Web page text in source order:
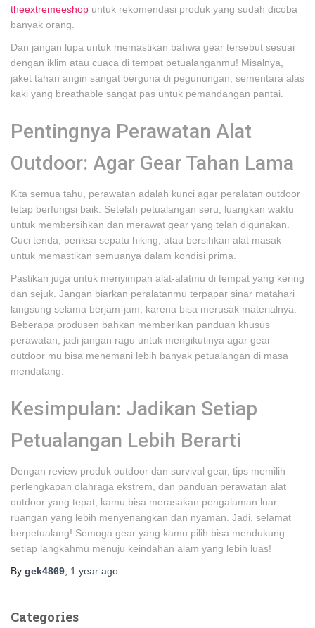
theextremeeshop untuk rekomendasi produk yang sudah dicoba
banyak orang.
Dan jangan lupa untuk memastikan bahwa gear tersebut sesuai
dengan iklim atau cuaca di tempat petualanganmu! Misalnya,
jaket tahan angin sangat berguna di pegunungan, sementara alas
kaki yang breathable sangat pas untuk pemandangan pantai.
Pentingnya Perawatan Alat
Outdoor: Agar Gear Tahan Lama
Kita semua tahu, perawatan adalah kunci agar peralatan outdoor
tetap berfungsi baik. Setelah petualangan seru, luangkan waktu
untuk membersihkan dan merawat gear yang telah digunakan.
Cuci tenda, periksa sepatu hiking, atau bersihkan alat masak
untuk memastikan semuanya dalam kondisi prima.
Pastikan juga untuk menyimpan alat-alatmu di tempat yang kering
dan sejuk. Jangan biarkan peralatanmu terpapar sinar matahari
langsung selama berjam-jam, karena bisa merusak materialnya.
Beberapa produsen bahkan memberikan panduan khusus
perawatan, jadi jangan ragu untuk mengikutinya agar gear
outdoor mu bisa menemani lebih banyak petualangan di masa
mendatang.
Kesimpulan: Jadikan Setiap
Petualangan Lebih Berarti
Dengan review produk outdoor dan survival gear, tips memilih
perlengkapan olahraga ekstrem, dan panduan perawatan alat
outdoor yang tepat, kamu bisa merasakan pengalaman luar
ruangan yang lebih menyenangkan dan nyaman. Jadi, selamat
berpetualang! Semoga gear yang kamu pilih bisa mendukung
setiap langkahmu menuju keindahan alam yang lebih luas!
By gek4869 1 year ago
Categories